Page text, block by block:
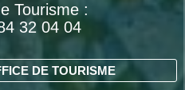
Tourisme :
32 04 04
DE TOURISME